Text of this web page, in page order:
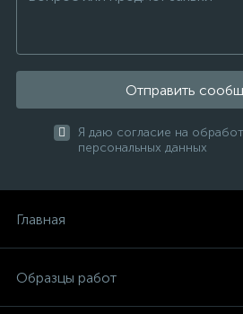
Отправить
Я даю согласие на
персональных данных
Главная
Образцы работ